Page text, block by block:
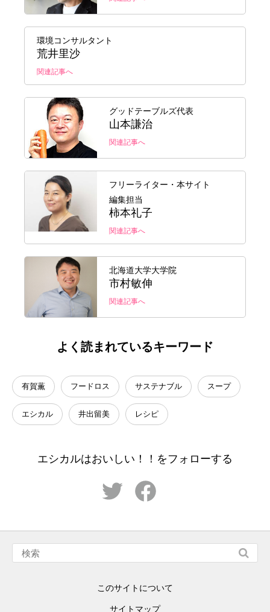
環境コンサルタント
荒井里沙
関連記事へ
グッドテーブルズ代表
山本謙治
関連記事へ
フリーライター・本サイト
編集担当
柿本礼子
関連記事へ
北海道大学大学院
市村敏伸
関連記事へ
よく読まれているキーワード
有賀薫 フードロス サステナブル スープ
エシカル 井出留美 レシピ
エシカルはおいしい！！をフォローする
このサイトについて
サイトマップ